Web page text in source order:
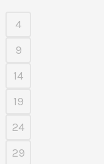
4
9
14
19
24
29